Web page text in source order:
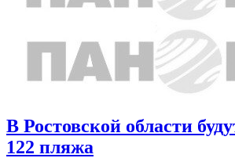
В Ростовской области
122 пляжа